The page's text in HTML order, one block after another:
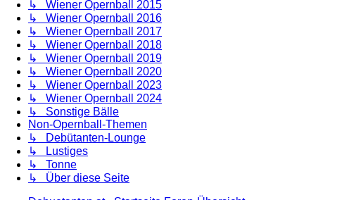
↳ Wiener Opernball 2015
↳ Wiener Opernball 2016
↳ Wiener Opernball 2017
↳ Wiener Opernball 2018
↳ Wiener Opernball 2019
↳ Wiener Opernball 2020
↳ Wiener Opernball 2023
↳ Wiener Opernball 2024
↳ Sonstige Bälle
Non-Opernball-Themen
↳ Debütanten-Lounge
↳ Lustiges
↳ Tonne
↳ Über diese Seite